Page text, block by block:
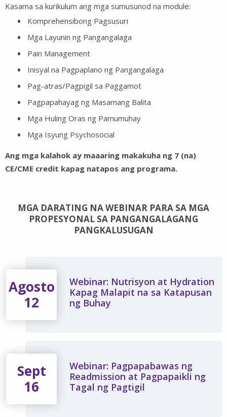
Kasama sa kurikulum ang mga sumusunod na module:
Komprehensibong Pagsusuri
Mga Layunin ng Pangangalaga
Pain Management
Inisyal na Pagpaplano ng Pangangalaga
Pag-atras/Pagpigil sa Paggamot
Pagpapahayag ng Masamang Balita
Mga Huling Oras ng Pamumuhay
Mga Isyung Psychosocial
Ang mga kalahok ay maaaring makakuha ng 7 (na)
CE/CME credit kapag natapos ang programa.
MGA DARATING NA WEBINAR PARA SA MGA
PROPESYONAL SA PANGANGALAGANG
PANGKALUSUGAN
Agosto
12
Webinar: Nutrisyon at Hydration
Kapag Malapit na sa Katapusan
ng Buhay
Sept
16
Webinar: Pagpapabawas ng
Readmission at Pagpapaikli ng
Tagal ng Pagtigil